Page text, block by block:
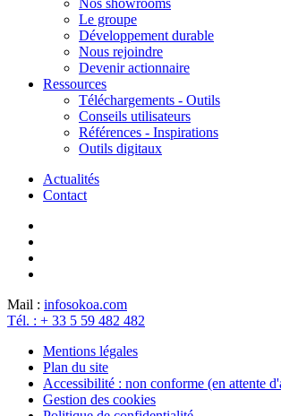
Nos showrooms
Le groupe
Développement durable
Nous rejoindre
Devenir actionnaire
Ressources
Téléchargements - Outils
Conseils utilisateurs
Références - Inspirations
Outils digitaux
Actualités
Contact
Mail : infosokoa.com
Tél. : + 33 5 59 482 482
Mentions légales
Plan du site
Accessibilité : non conforme (en attente
Gestion des cookies